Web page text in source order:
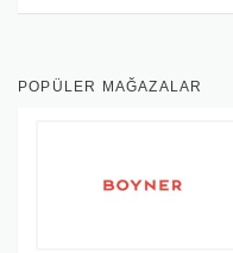
POPÜLER MAĞAZALAR